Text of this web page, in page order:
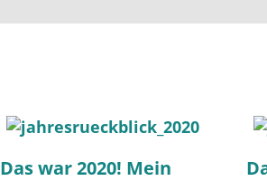
Das war 2020! Mein